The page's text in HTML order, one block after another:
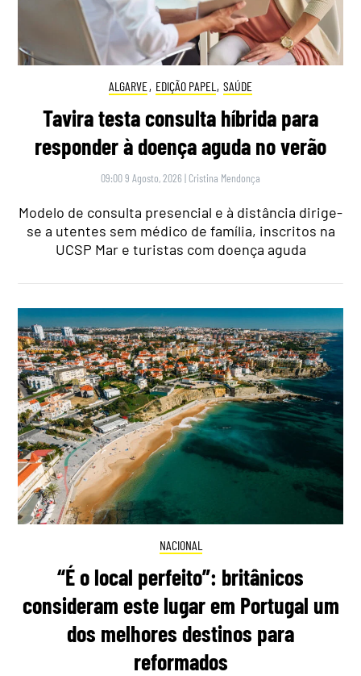
ALGARVE, EDIÇÃO PAPEL , SAÚDE
Tavira testa consulta híbrida para
responder à doença aguda no verão
09:00 9 Agosto, 2026 | Cristina Mendonça
Modelo de consulta presencial e à distância dirige-
se a utentes sem médico de família, inscritos na
UCSP Mar e turistas com doença aguda
NACIONAL
“É o local perfeito”: britânicos
consideram este lugar em Portugal um
dos melhores destinos para
reformados